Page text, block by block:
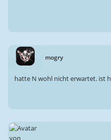
mogry
hatte N wohl nicht erwartet. ist